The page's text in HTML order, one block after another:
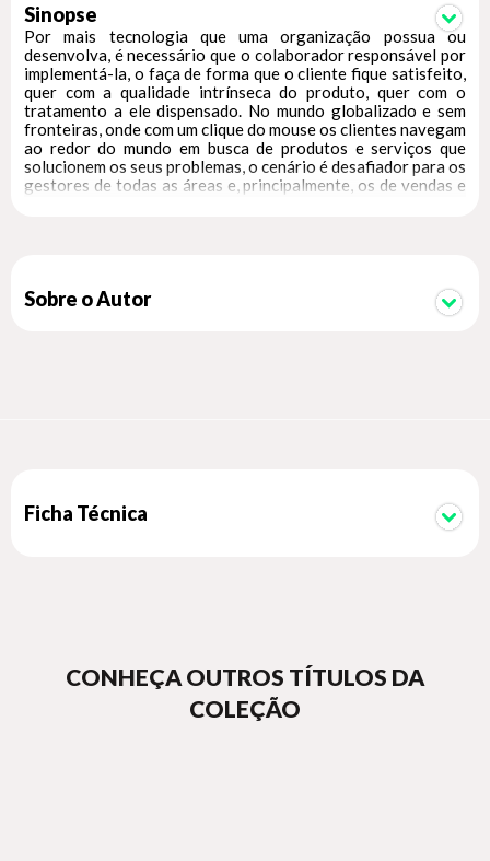
Sinopse
Por mais tecnologia que uma organização possua ou
desenvolva, é necessário que o colaborador responsável por
implementá-la, o faça de forma que o cliente fique satisfeito,
quer com a qualidade intrínseca do produto, quer com o
tratamento a ele dispensado. No mundo globalizado e sem
fronteiras, onde com um clique do mouse os clientes navegam
ao redor do mundo em busca de produtos e serviços que
solucionem os seus problemas, o cenário é desafiador para os
gestores de todas as áreas e, principalmente, os de vendas e
obterem um diferencial competitivo na Qualidade no
Sobre o Autor
Ficha Técnica
CONHEÇA OUTROS TÍTULOS DA
COLEÇÃO